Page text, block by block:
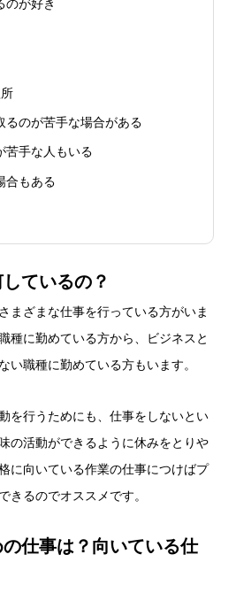
のが好き
るのが苦手な場合がある
苦手な人もいる
合もある
ているの？
まざまな仕事を行っている方がいま
種に勤めている方から、ビジネスと
い職種に勤めている方もいます。
を行うためにも、仕事をしないとい
の活動ができるように休みをとりや
に向いている作業の仕事につけばプ
きるのでオススメです。
仕事は？向いている仕